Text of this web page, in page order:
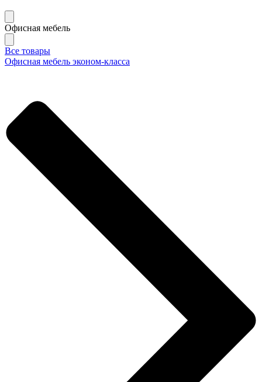
Офисная мебель
Все товары
Офисная мебель эконом-класса